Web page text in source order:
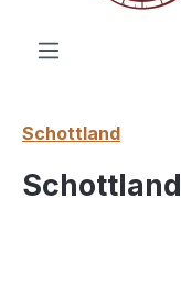
Schottland
Schottland